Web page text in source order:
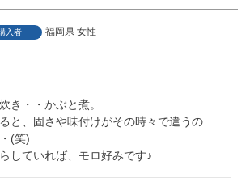
入者 福岡県 女性
き・・かぶと煮。
と、固さや味付けがその時々で違うの
(笑)
していれば、モロ好みです♪